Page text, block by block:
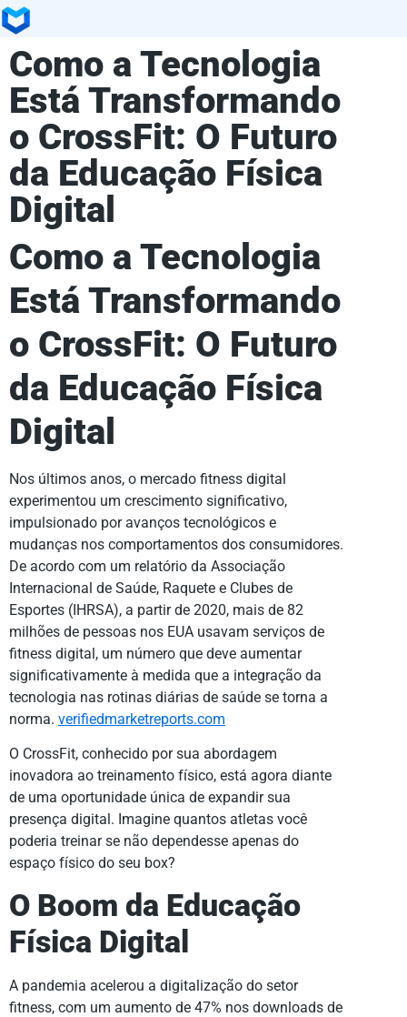
Como a Tecnologia
Está Transformando
o CrossFit: O Futuro
da Educação Física
Digital
Como a Tecnologia
Está Transformando
o CrossFit: O Futuro
da Educação Física
Digital
Nos últimos anos, o mercado fitness digital
experimentou um crescimento significativo,
impulsionado por avanços tecnológicos e
mudanças nos comportamentos dos consumidores.
De acordo com um relatório da Associação
Internacional de Saúde, Raquete e Clubes de
Esportes (IHRSA), a partir de 2020, mais de 82
milhões de pessoas nos EUA usavam serviços de
fitness digital, um número que deve aumentar
significativamente à medida que a integração da
tecnologia nas rotinas diárias de saúde se torna a
norma. verifiedmarketreports.com
O CrossFit, conhecido por sua abordagem
inovadora ao treinamento físico, está agora diante
de uma oportunidade única de expandir sua
presença digital. Imagine quantos atletas você
poderia treinar se não dependesse apenas do
espaço físico do seu box?
O Boom da Educação
Física Digital
A pandemia acelerou a digitalização do setor
fitness, com um aumento de 47% nos downloads de